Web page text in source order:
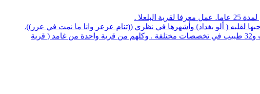
.
لقلبه ( ألو بغداد) وأشهرها في نظري ((تنام عرعر وانا ما نمت في عرر)).
83 حاملي مؤهلات عليا منهم 5 بروفسيور منهم 3 أطباء و32 يحملون الدكتوراه في عدة تخصصات وعدد 14 استشاري طب و32 طبيب في تخصصات مختلفة . وكلهم من قرية واحدة من غامد ( قرية